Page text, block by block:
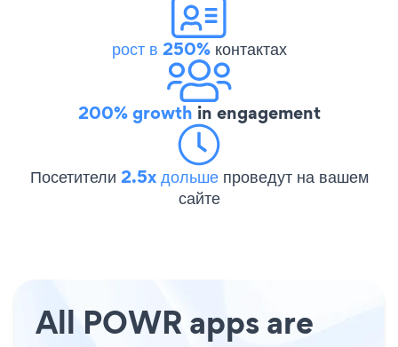
рост в 250%контактах
200% growth in engagement
Посетители 2.5x дольше проведут на вашем
сайте
All POWR apps are